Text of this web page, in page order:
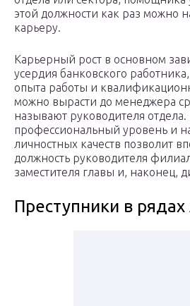
этой должности как раз можно
карьеру.
Карьерный рост в основном
усердия банковского
опыта работы и
можно вырасти до менеджера
называют руководителя
профессиональный уровень и
личностных качеств позволит
должность руководителя
заместителя главы и, наконец,
Преступники в